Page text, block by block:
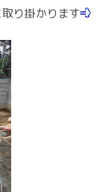
り掛かります